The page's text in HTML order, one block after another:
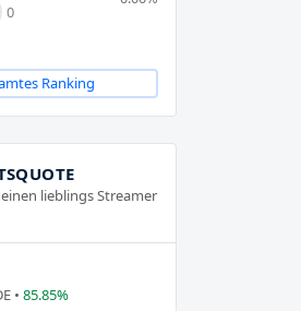
0
Ranking
lieblings Streamer
• 85.85%